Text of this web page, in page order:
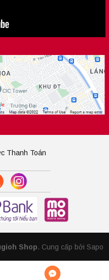
Thanh Toán
Shop. Cung cấp bởi Sapo